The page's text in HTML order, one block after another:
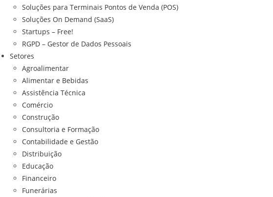
Soluções para Terminais Pontos de Venda (POS)
Soluções On Demand (SaaS)
Startups – Free!
RGPD – Gestor de Dados Pessoais
Setores
Agroalimentar
Alimentar e Bebidas
Assistência Técnica
Comércio
Construção
Consultoria e Formação
Contabilidade e Gestão
Distribuição
Educação
Financeiro
Funerárias